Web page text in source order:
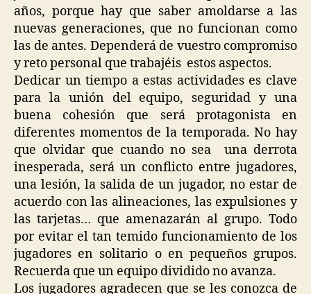
años, porque hay que saber amoldarse a las
nuevas generaciones, que no funcionan como
las de antes. Dependerá de vuestro compromiso
y reto personal que trabajéis estos aspectos.
Dedicar un tiempo a estas actividades es clave
para la unión del equipo, seguridad y una
buena cohesión que será protagonista en
diferentes momentos de la temporada. No hay
que olvidar que cuando no sea una derrota
inesperada, será un conflicto entre jugadores,
una lesión, la salida de un jugador, no estar de
acuerdo con las alineaciones, las expulsiones y
las tarjetas… que amenazarán al grupo. Todo
por evitar el tan temido funcionamiento de los
jugadores en solitario o en pequeños grupos.
Recuerda que un equipo dividido no avanza.
Los jugadores agradecen que se les conozca de